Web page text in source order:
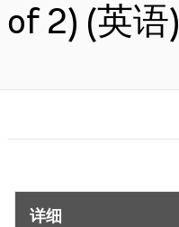
of 2) (英语)
详细